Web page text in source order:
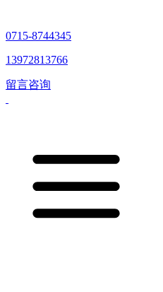
0715-8744345
13972813766
留言咨询